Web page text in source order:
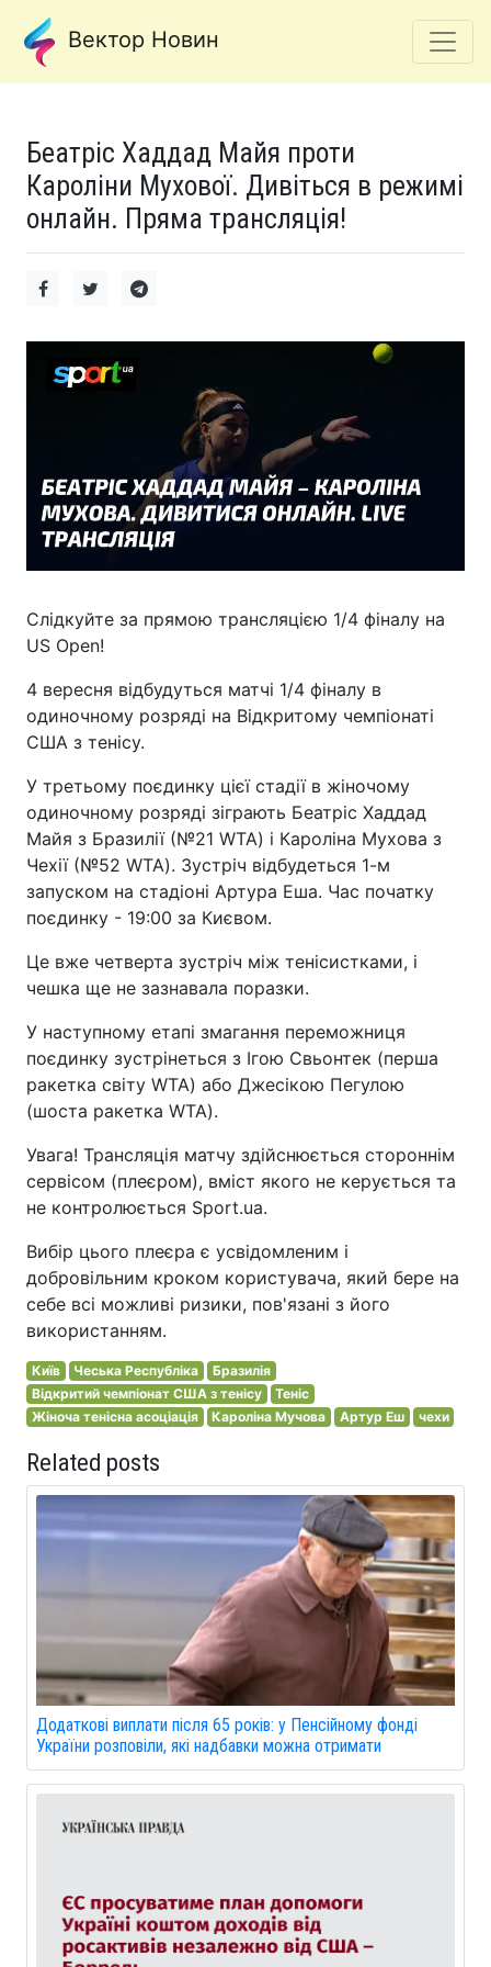
Вектор Новин
Беатріс Хаддад Майя проти
Кароліни Мухової. Дивіться в режимі
онлайн. Пряма трансляція!
Слідкуйте за прямою трансляцією 1/4 фіналу на
US Open!
4 вересня відбудуться матчі 1/4 фіналу в
одиночному розряді на Відкритому чемпіонаті
США з тенісу.
У третьому поєдинку цієї стадії в жіночому
одиночному розряді зіграють Беатріс Хаддад
Майя з Бразилії (№21 WTA) і Кароліна Мухова з
Чехії (№52 WTA). Зустріч відбудеться 1-м
запуском на стадіоні Артура Еша. Час початку
поєдинку - 19:00 за Києвом.
Це вже четверта зустріч між тенісистками, і
чешка ще не зазнавала поразки.
У наступному етапі змагання переможниця
поєдинку зустрінеться з Ігою Свьонтек (перша
ракетка світу WTA) або Джесікою Пегулою
(шоста ракетка WTA).
Увага! Трансляція матчу здійснюється стороннім
сервісом (плеєром), вміст якого не керується та
не контролюється Sport.ua.
Вибір цього плеєра є усвідомленим і
добровільним кроком користувача, який бере на
себе всі можливі ризики, пов'язані з його
використанням.
Київ Чеська Республіка
Бразилія
Відкритий чемпіонат США з тенісу
Теніс
Жіноча тенісна асоціація
Кароліна Мучова Артур Еш чехи
Related posts
Додаткові виплати після 65 років: у Пенсійному фонді
України розповіли, які надбавки можна отримати